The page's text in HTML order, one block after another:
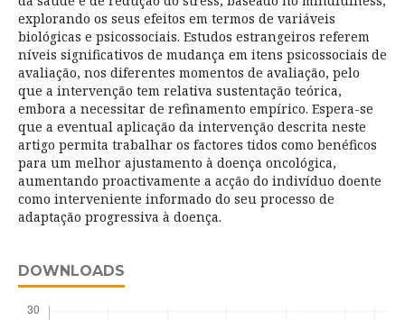
explorando os seus efeitos em termos de variáveis
biológicas e psicossociais. Estudos estrangeiros referem
níveis significativos de mudança em itens psicossociais de
avaliação, nos diferentes momentos de avaliação, pelo
que a intervenção tem relativa sustentação teórica,
embora a necessitar de refinamento empírico. Espera-se
que a eventual aplicação da intervenção descrita neste
artigo permita trabalhar os factores tidos como benéficos
para um melhor ajustamento à doença oncológica,
aumentando proactivamente a acção do indivíduo doente
como interveniente informado do seu processo de
adaptação progressiva à doença.
DOWNLOADS